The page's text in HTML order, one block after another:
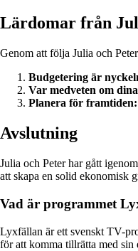
Lärdomar från
Genom att följa Julia och
Budgetering är
Var medveten om
Planera för framtiden:
Avslutning
Julia och Peter har gått
att skapa en solid ekonomisk
Vad är programmet
Lyxfällan är ett svenskt TV-
för att komma tillrätta med sin